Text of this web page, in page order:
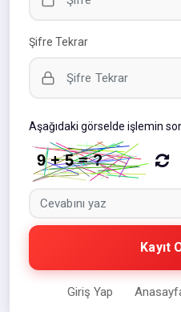
Şifre Tekrar
Aşağıdaki görselde işlemin
Kayıt
Giriş Yap